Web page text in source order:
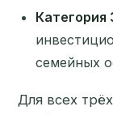
Категория
семейных
Для всех